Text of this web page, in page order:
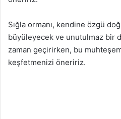
Sığla ormanı, kendine özgü
büyüleyecek ve unutulmaz bir
zaman geçirirken, bu
keşfetmenizi öneririz.